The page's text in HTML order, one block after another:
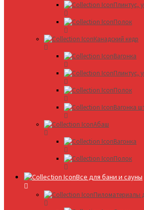
Плинтус,
Полок
Канадский кедр
Вагонка
Плинтус,
Полок
Вагонка
Абаш
Вагонка
Полок
Все для бани и сауны
Пиломатериалы